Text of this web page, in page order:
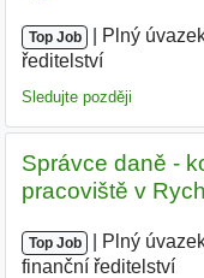
Top Job Plný
ředitelství
Sledujte později
Správce daně -
pracoviště v
Top Job Plný
finanční ředitelství|